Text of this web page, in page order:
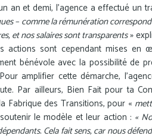
an et demi, l’agence a effectué un
– comme la rémunération
et nos salaires sont transparents»
actions sont cependant mises en
bénévole avec la possibilité de
amplifier cette démarche,
Par ailleurs, Bien Fait pour ta
Fabrique des Transitions, pour «
le modèle et leur action : «
Cela fait sens, car nous